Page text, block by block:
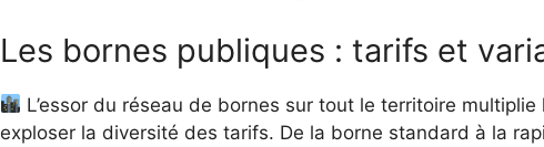
Les bornes publiques : tarifs et
L’essor du réseau de bornes sur tout le territoire
exploser la diversité des tarifs. De la borne standard à la